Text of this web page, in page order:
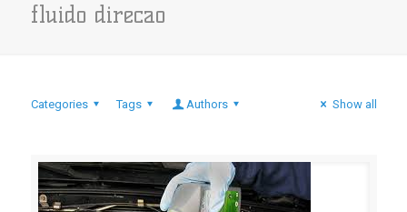
fluido direcao
Categories Tags Authors Show all